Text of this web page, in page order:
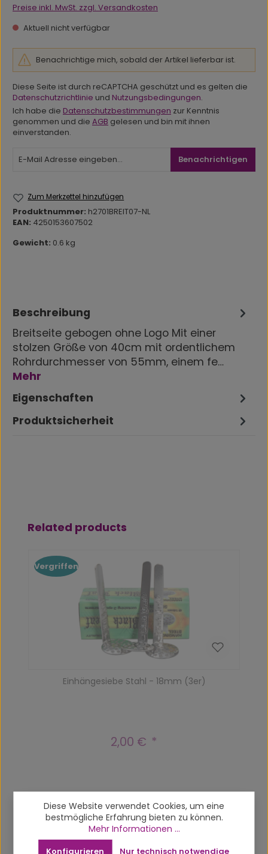
Preise inkl. MwSt. zzgl. Versandkosten
Aktuell nicht verfügbar
Benachrichtige mich, sobald der Artikel lieferbar ist.
Diese Seite ist durch reCAPTCHA geschützt und es gelten die
Datenschutzrichtlinie und Nutzungsbedingungen.
Ich habe die Datenschutzbestimmungen zur Kenntnis
genommen und die AGB gelesen und bin mit ihnen
einverstanden.
Benachrichtigen
Zum Merkzettel hinzufügen
Produktnummer: h2701BREIT07-NL
EAN: 4250153607502
Gewicht: 0.6 kg
Beschreibung
Breitseite gebogen ohne Logo Mit einer
stolzen Größe von 40cm mit ordentlichem
Rohrdurchmesser von 55mm, einem fe…
Mehr
Eigenschaften
Produktsicherheit
Produktgalerie überspringen
Related products
Vergriffen
Einhängesiebe Stahl - 18mm (3er)
Regulärer Preis:
2,00 €
Produktgalerie überspringen
Up-sells
Diese Website verwendet Cookies, um eine
bestmögliche Erfahrung bieten zu können.
Mehr Informationen ...
Nur technisch notwendige
Konfigurieren